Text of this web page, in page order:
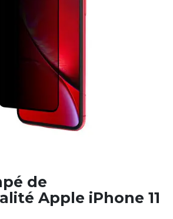
de
Apple iPhone 11